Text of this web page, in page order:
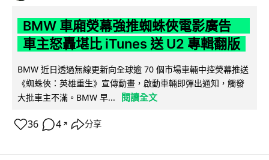
BMW 車廂熒幕強推蜘蛛俠電影廣告
車主怒轟堪比 iTunes 送 U2 專輯翻版
BMW 近日透過無線更新向全球逾 70 個市場車輛中控熒幕推送
《蜘蛛俠：英雄重生》宣傳動畫，啟動車輛即彈出通知，觸發
大批車主不滿。BMW 早...
閱讀全文
36 4 ↗ 分享